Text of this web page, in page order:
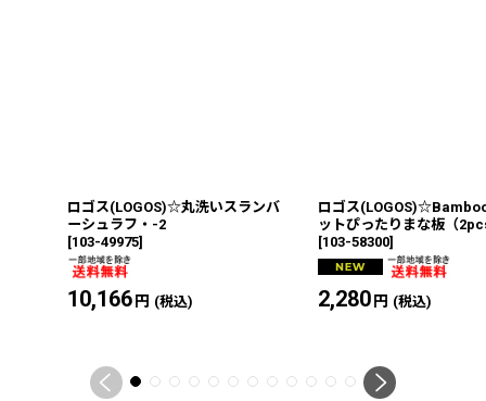
ロゴス(LOGOS)☆丸洗いスランバ
ーシュラフ・-2
[103-49975]
10,166円 (税込)
ロゴス
ットぴったりまな板（
[103-58300]
2,280円 (税込)